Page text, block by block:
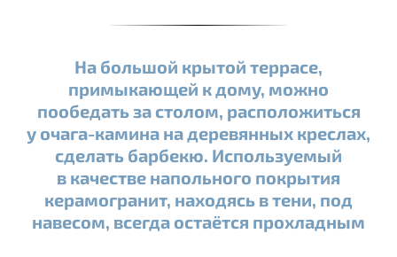
На большой крытой террасе,
примыкающей к дому, можно
пообедать за столом, расположиться
у очага-камина на деревянных креслах,
сделать барбекю. Используемый
в качестве напольного покрытия
керамогранит, находясь в тени, под
навесом, всегда остаётся прохладным